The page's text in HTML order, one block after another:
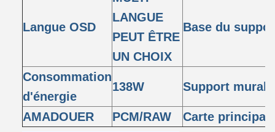
Langue OSD
LANGUE
PEUT ÊTRE
UN CHOIX
Base du
Consommation
d'énergie
138W Support mural
AMADOUER PCM/RAW
Carte